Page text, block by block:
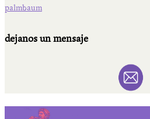
palmbaum
dejanos un mensaje